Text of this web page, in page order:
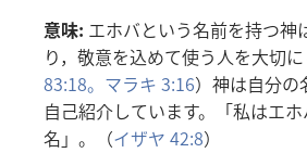
意味: エホバという名前を持つ神
り， 敬意を込めて使う人を大切
83:18。 マラキ 3:16） 神は自分の
自己紹介しています。「私はエ
名 」。（イザヤ 42:8）